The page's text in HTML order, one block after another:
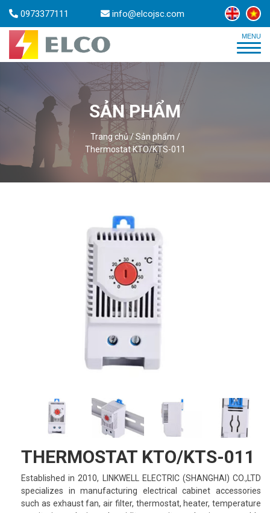
0973377111 info@elcojsc.com
SẢN PHẨM
Trang chủ/Sản phẩm /
Thermostat KTO/KTS-011
THERMOSTAT KTO/KTS-011
Established in 2010, LINKWELL ELECTRIC (SHANGHAI) CO.,LTD
specializes in manufacturing electrical cabinet accessories
such as exhaust fan, air filter, thermostat, heater, temperature